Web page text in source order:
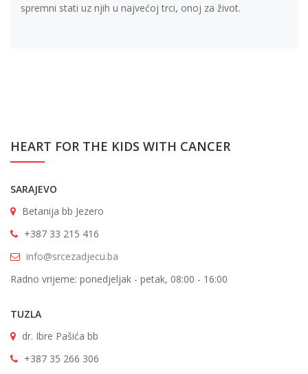
spremni stati uz njih u najvećoj trci, onoj za život.
HEART FOR THE KIDS WITH CANCER
SARAJEVO
Betanija bb Jezero
+387 33 215 416
info@srcezadjecu.ba
Radno vrijeme: ponedjeljak - petak, 08:00 - 16:00
TUZLA
dr. Ibre Pašića bb
+387 35 266 306